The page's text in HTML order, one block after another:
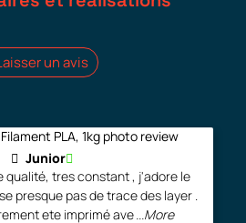
un avis
Junior
, j'adore le
presque pas de trace des layer .
ete imprimé ave...More